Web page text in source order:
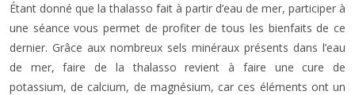
Étant donné que la thalasso fait à partir d’eau de mer, participer à
une séance vous permet de profiter de tous les bienfaits de ce
dernier. Grâce aux nombreux sels minéraux présents dans l’eau
de mer, faire de la thalasso revient à faire une cure de
potassium, de calcium, de magnésium, car ces éléments ont un